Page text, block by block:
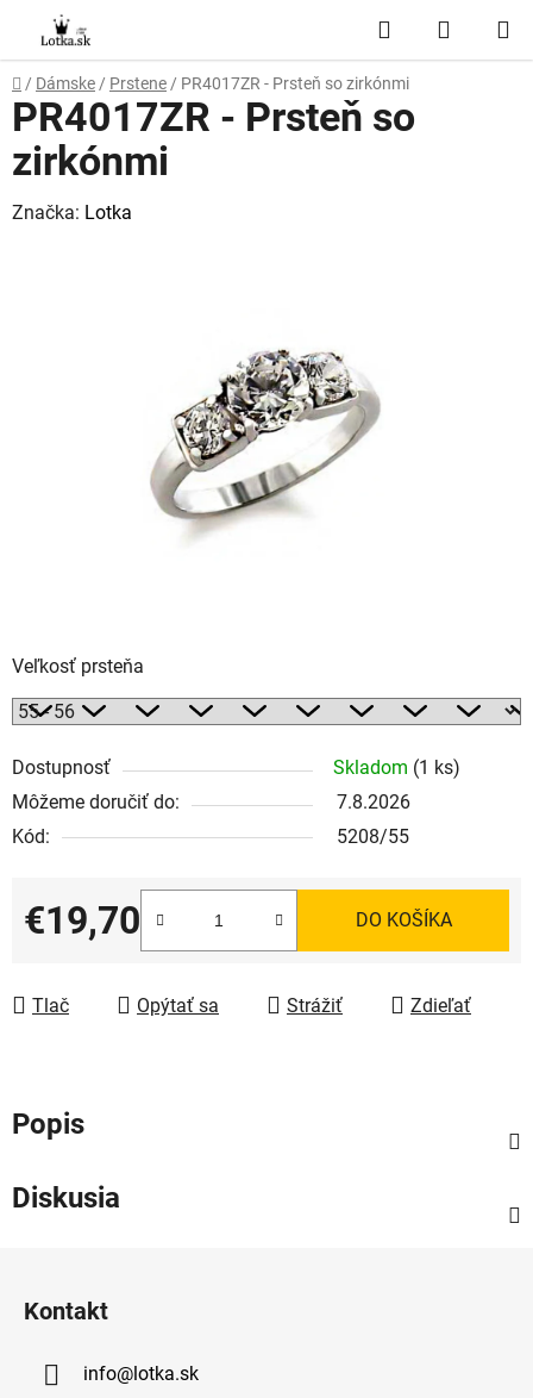
obsah
Hľadať
KOŠÍK
Domov
/ Dámske / Prstene / PR4017ZR - Prsteň so zirkónmi
Veľkosť prsteňa
Dostupnosť Skladom (1 ks)
Môžeme doručiť do:
7.8.2026
Kód:
5208/55
€19,70
Jednotková cena:
DO KOŠÍKA
Tlač Opýtať sa Strážiť Zdieľať
PR4017ZR - Prsteň so
zirkónmi
Značka: Lotka
Popis
Diskusia
Kontakt
info@lotka.sk